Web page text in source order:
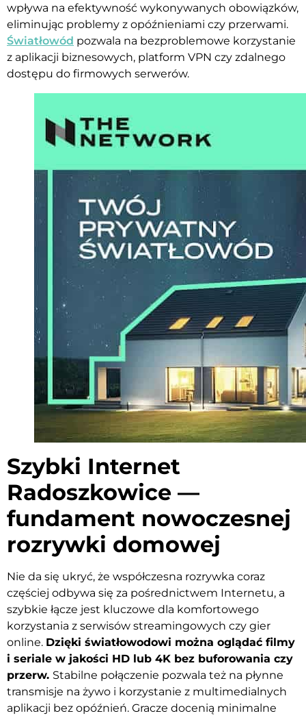
wpływa na efektywność wykonywanych obowiązków,
eliminując problemy z opóźnieniami czy przerwami.
Światłowód pozwala na bezproblemowe korzystanie
z aplikacji biznesowych, platform VPN czy zdalnego
dostępu do firmowych serwerów.
Szybki Internet
Radoszkowice —
fundament nowoczesnej
rozrywki domowej
Nie da się ukryć, że współczesna rozrywka coraz
częściej odbywa się za pośrednictwem Internetu, a
szybkie łącze jest kluczowe dla komfortowego
korzystania z serwisów streamingowych czy gier
online. Dzięki światłowodowi można oglądać filmy
i seriale w jakości HD lub 4K bez buforowania czy
przerw. Stabilne połączenie pozwala też na płynne
transmisje na żywo i korzystanie z multimedialnych
aplikacji bez opóźnień. Gracze docenią minimalne